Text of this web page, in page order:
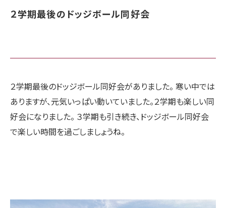
２学期最後のドッジボール同好会
２学期最後のドッジボール同好会がありました。 寒い中では
ありますが、元気いっぱい動いていました。２学期も楽しい同
好会になりました。 ３学期も引き続き、ドッジボール同好会
で楽しい時間を過ごしましょうね。